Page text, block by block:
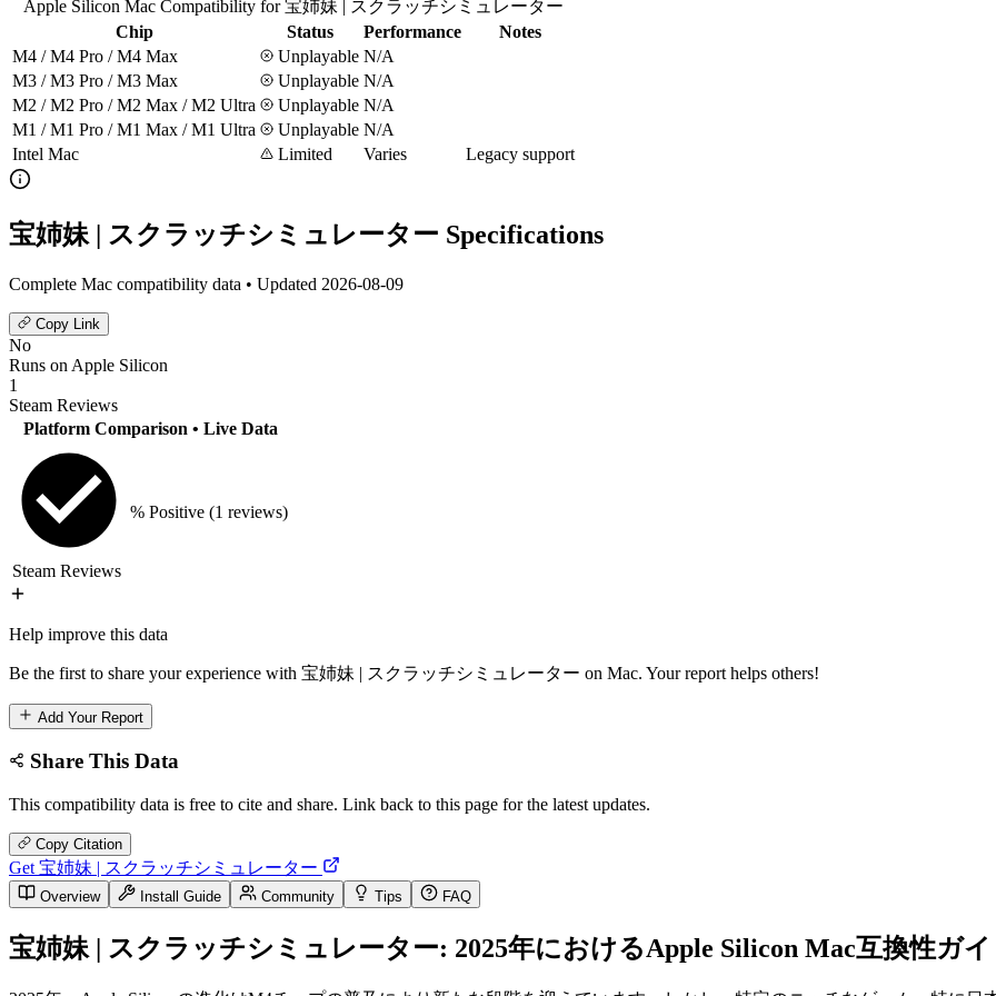
Apple Silicon Mac Compatibility for 宝姉妹 | スクラッチシミュレーター
Chip
Status Performance
Notes
M4 / M4 Pro / M4 Max
Unplayable N/A
M3 / M3 Pro / M3 Max
Unplayable N/A
M2 / M2 Pro / M2 Max / M2 Ultra
Unplayable N/A
M1 / M1 Pro / M1 Max / M1 Ultra
Unplayable N/A
Intel Mac
Limited Varies Legacy support
宝姉妹 | スクラッチシミュレーター Specifications
Complete Mac compatibility data • Updated 2026-08-09
Copy Link
No
Runs on Apple Silicon
1
Steam Reviews
Platform Comparison • Live Data
Steam Reviews
% Positive (1 reviews)
Help improve this data
Be the first to share your experience with 宝姉妹 | スクラッチシミュレーター on Mac. Your report helps others!
Add Your Report
Share This Data
This compatibility data is free to cite and share. Link back to this page for the latest updates.
Copy Citation
Get 宝姉妹 | スクラッチシミュレーター
Overview Install Guide Community Tips FAQ
宝姉妹 | スクラッチシミュレーター: 2025年におけるApple Silicon Mac互換性ガ